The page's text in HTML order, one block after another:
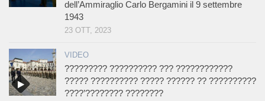
dell’Ammiraglio Carlo Bergamini il 9 settembre
1943
23 OTT, 2023
VIDEO
????????? ?????????? ??? ????????????
????? ?????????? ????? ?????? ?? ??????????
????’???????? ????????